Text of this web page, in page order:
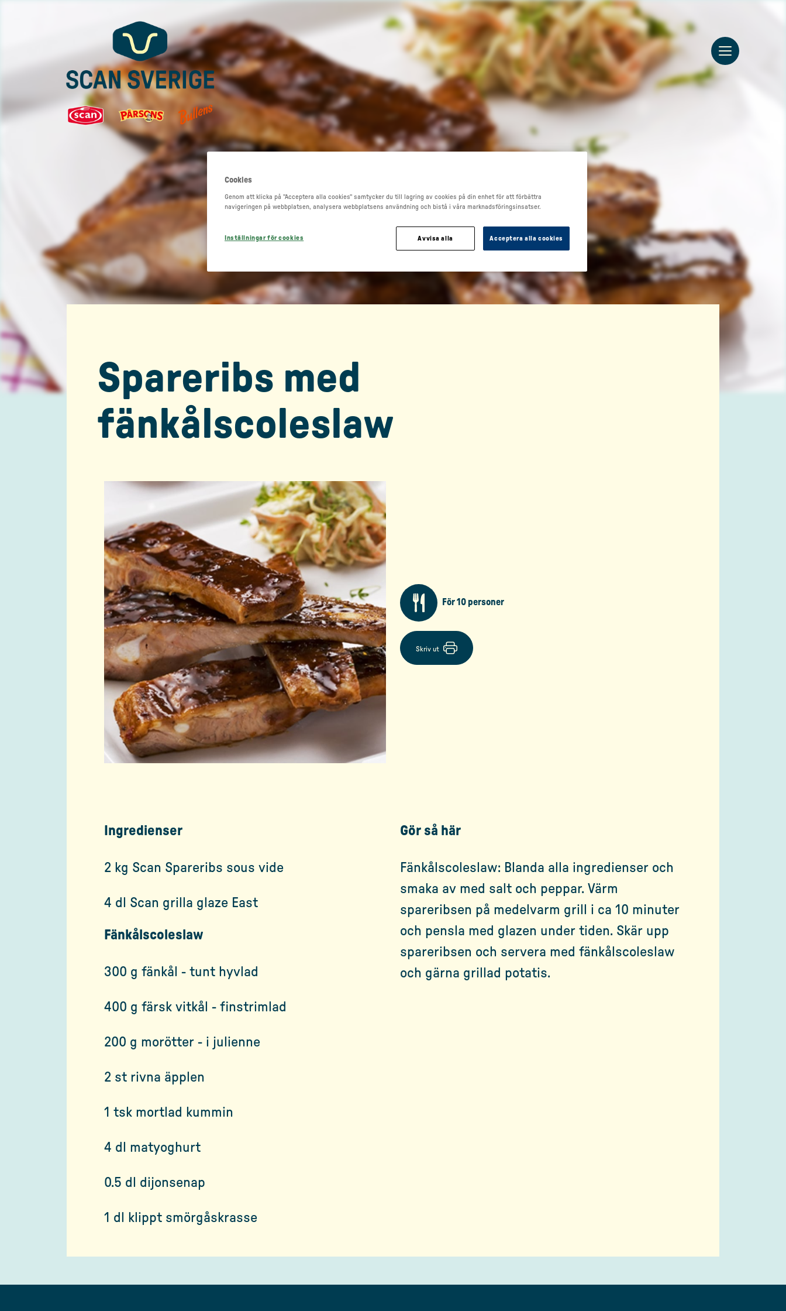
Go to main content
Spareribs med
fänkålscoleslaw
För 10 personer
Skriv ut
Ingredienser
2 kg Scan Spareribs sous vide
4 dl Scan grilla glaze East
Fänkålscoleslaw
300 g fänkål - tunt hyvlad
400 g färsk vitkål - finstrimlad
200 g morötter - i julienne
2 st rivna äpplen
1 tsk mortlad kummin
4 dl matyoghurt
0.5 dl dijonsenap
1 dl klippt smörgåskrasse
Gör så här
Fänkålscoleslaw: Blanda alla ingredienser och
smaka av med salt och peppar. Värm
spareribsen på medelvarm grill i ca 10 minuter
och pensla med glazen under tiden. Skär upp
spareribsen och servera med fänkålscoleslaw
och gärna grillad potatis.
Cookies
Genom att klicka på "Acceptera alla cookies" samtycker du till lagring av cookies på din enhet för att förbättra
navigeringen på webbplatsen, analysera webbplatsens användning och bistå i våra marknadsföringsinsatser.
Inställningar för cookies Avvisa alla Acceptera alla cookies